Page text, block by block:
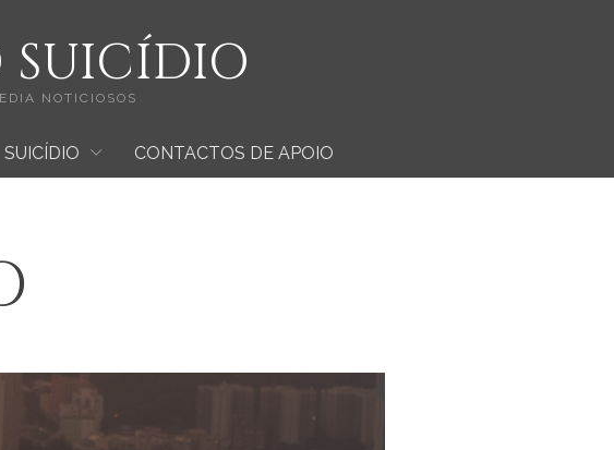
NOTICIOSOS
SUICÍDIO
SINAIS DE ALERTA
CONTACTOS DE APOIO